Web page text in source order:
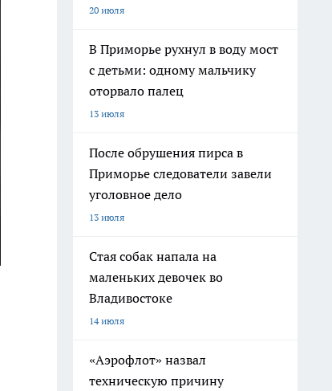
20 июля
В Приморье рухнул в воду мост
с детьми: одному мальчику
оторвало палец
13 июля
После обрушения пирса в
Приморье следователи завели
уголовное дело
13 июля
Стая собак напала на
маленьких девочек во
Владивостоке
14 июля
«Аэрофлот» назвал
техническую причину